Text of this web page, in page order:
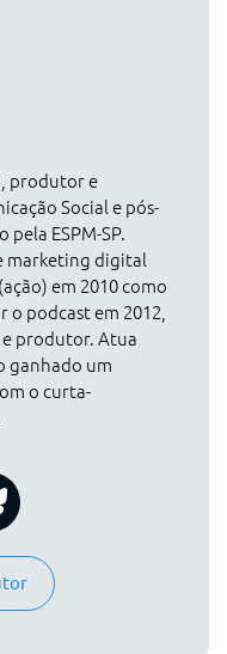
produtor e
Social e pós-
ESPM-SP.
marketing digital
em 2010 como
podcast em 2012,
produtor. Atua
ganhado um
o curta-